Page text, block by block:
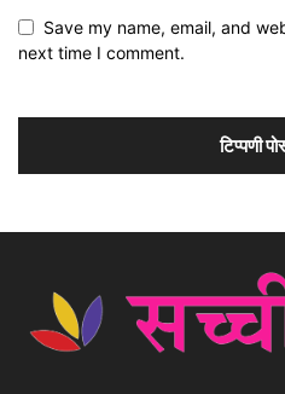
Save my name, email, and
next time I comment.